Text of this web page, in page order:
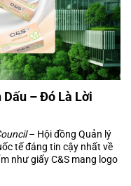
Dấu – Đó Là Lời
– Hội đồng Quản lý
tế đáng tin cậy nhất về
như giấy C&S mang logo